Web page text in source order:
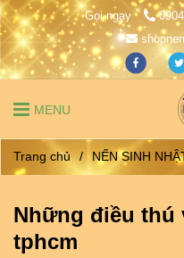
Gọi ngay
MENU
Trang chủ / NẾN SINH
Những điều thú
tphcm